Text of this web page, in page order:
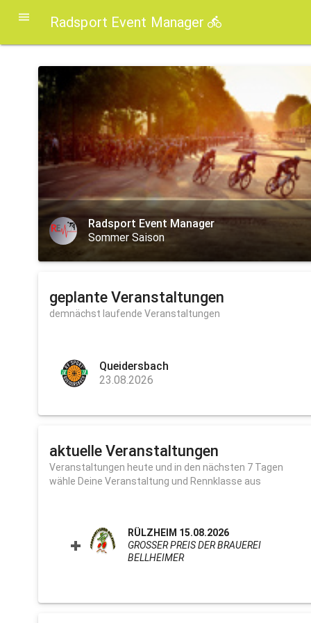
Radsport Event Manager
Radsport Event Manager
Sommer Saison
geplante Veranstaltungen
demnächst laufende Veranstaltungen
Queidersbach
23.08.2026
aktuelle Veranstaltungen
Veranstaltungen heute und in den nächsten 7 Tagen
wähle Deine Veranstaltung und Rennklasse aus
RÜLZHEIM 15.08.2026
GROSSER PREIS DER BRAUEREI B
ELLHEIMER CLICK TO EXPAND